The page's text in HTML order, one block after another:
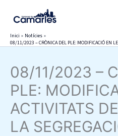
contingut
Inici
Notícies
08/11/2023 – CRÒNICA DEL PLE: MODIFICACIÓ EN
08/11/2023 –
PLE:
ACTIVITATS
LA